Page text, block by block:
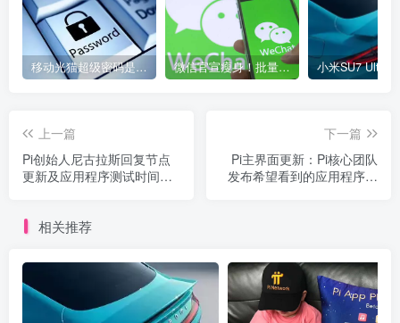
移动光猫超级密码是多少？移动光猫超级管理员后台账号与密码 微信官宣瘦身！批量清理原图新功能来了 安卓、iOS均可使用
上一篇
Pi创始人尼古拉斯回复节点
更新及应用程序测试时间问
下一篇
Pi主界面更新：Pi核心团队
发布希望看到的应用程序想
相关推荐